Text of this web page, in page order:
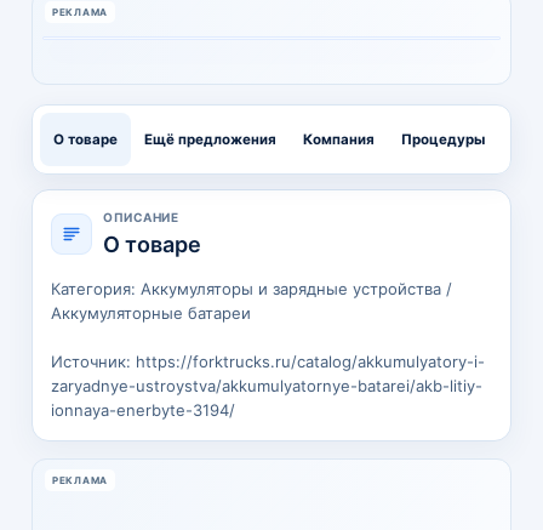
РЕКЛАМА
О товаре Ещё предложения Компания Процедуры
ОПИСАНИЕ
О товаре
Категория: Аккумуляторы и зарядные устройства /
Аккумуляторные батареи
Источник: https://forktrucks.ru/catalog/akkumulyatory-i-
zaryadnye-ustroystva/akkumulyatornye-batarei/akb-litiy-
ionnaya-enerbyte-3194/
РЕКЛАМА